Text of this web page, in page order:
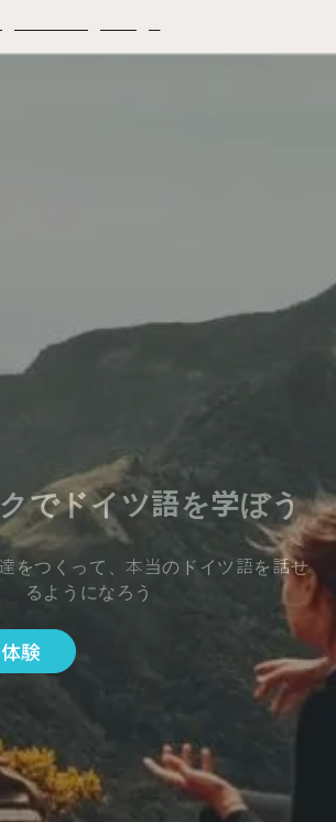
でドイツ語を学ぼう
をつくって、本当のドイツ語を話せ
るようになろう
験